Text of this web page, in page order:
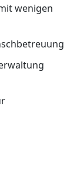
wenigen